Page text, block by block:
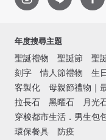
年度搜尋主題
聖誕禮物 聖誕節 聖
刻字
情人節禮物 生
客製化
母親節禮物｜
拉長石
黑曜石 月光
穿梭都市生活．男生包
環保餐具
防疫